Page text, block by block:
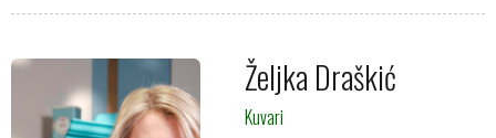
Željka Draškić
Kuvari